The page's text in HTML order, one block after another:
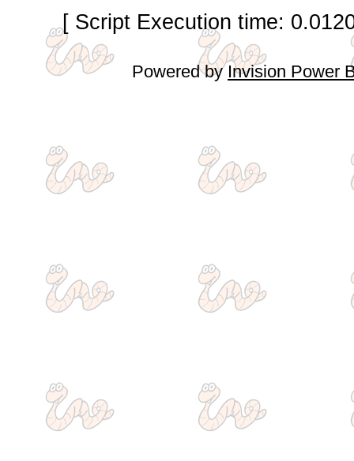
[ Script Execution time:
Powered byInvision Power